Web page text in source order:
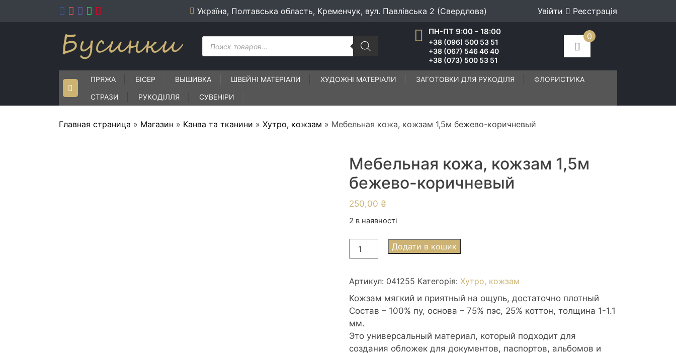
Україна, Полтавська область, Кременчук, вул. Павлівська 2 (Свердлова) Увійти Реєстрація
Пошук
товарів
ПН-ПТ 9:00 - 18:00
+38 (096) 500 53 51
+38 (067) 546 46 40
+38 (073) 500 53 51
0
ПРЯЖА БІСЕР ВЫШИВКА ШВЕЙНІ МАТЕРІАЛИ ХУДОЖНІ МАТЕРІАЛИ ЗАГОТОВКИ ДЛЯ РУКОДІЛЯ ФЛОРИСТИКА
СТРАЗИ РУКОДІЛЛЯ СУВЕНІРИ
Главная страница » Магазин » Канва та тканини » Хутро, кожзам » Мебельная кожа, кожзам 1,5м бежево-коричневый
Мебельная кожа, кожзам 1,5м
бежево-коричневый
250,00 ₴
2 в наявності
Мебельная
кожа,
1,5м
бежево-
коричневый
кількість
Додати в кошик
Артикул: 041255 Категорія:Хутро, кожзам
Кожзам мягкий и приятный на ощупь, достаточно плотный
Состав – 100% пу, основа – 75% пэс, 25% коттон, толщина 1-1.1
мм.
Это универсальный материал, который подходит для
создания обложек для документов, паспортов, альбомов и